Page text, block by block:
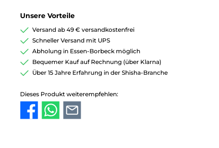
Unsere Vorteile
Versand ab 49 € versandkostenfrei
Schneller Versand mit UPS
Abholung in Essen-Borbeck möglich
Bequemer Kauf auf Rechnung (über Klarna)
Über 15 Jahre Erfahrung in der Shisha-Branche
Dieses Produkt weiterempfehlen: